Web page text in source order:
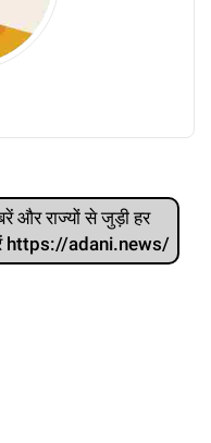
और राज्‍यों से जुड़ी हर
https://adani.news/